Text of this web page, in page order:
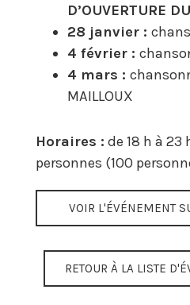
D’OUVERTURE
28 janvier :
4 février :
4 mars :
MAILLOUX
Horaires : de 18 h à 23
personnes (100
VOIR L'ÉVÉNEMENT
RETOUR À LA LISTE